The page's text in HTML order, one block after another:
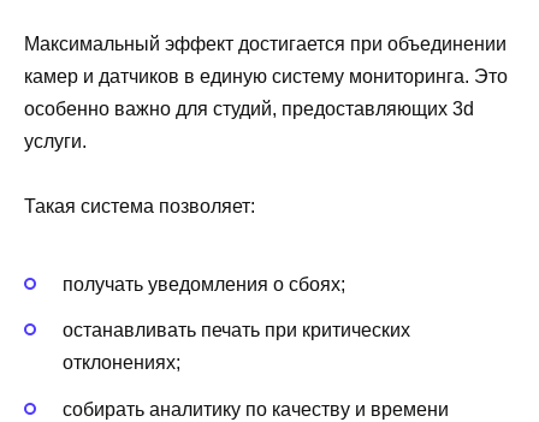
Максимальный эффект достигается при объединении
камер и датчиков в единую систему мониторинга. Это
особенно важно для студий, предоставляющих 3d
услуги.
Такая система позволяет:
получать уведомления о сбоях;
останавливать печать при критических
отклонениях;
собирать аналитику по качеству и времени